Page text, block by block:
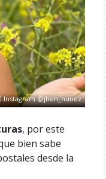
Instagram @jhen_nunez
, por este
bien sabe
desde la